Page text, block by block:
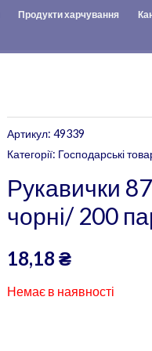
Продукти харчування
Артикул:49339
Категорії: Господарські
Рукавички
чорні/ 200
18,18₴
Немає в наявності